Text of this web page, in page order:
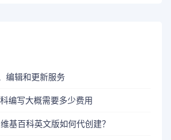
编辑和更新服务
编写大概需要多少费用
基百科英文版如何代创建？